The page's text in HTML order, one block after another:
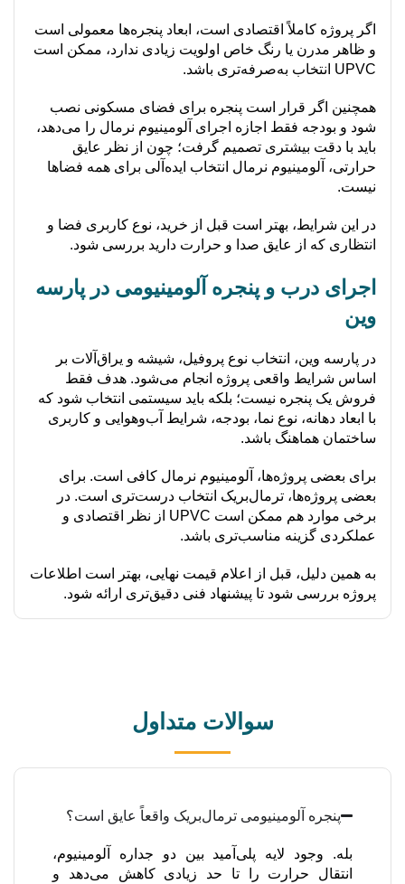
اگر پروژه کاملاً اقتصادی است، ابعاد پنجره‌ها معمولی است
و ظاهر مدرن یا رنگ خاص اولویت زیادی ندارد، ممکن است
UPVC انتخاب به‌صرفه‌تری باشد.
همچنین اگر قرار است پنجره برای فضای مسکونی نصب
شود و بودجه فقط اجازه اجرای آلومینیوم نرمال را می‌دهد،
باید با دقت بیشتری تصمیم گرفت؛ چون از نظر عایق
حرارتی، آلومینیوم نرمال انتخاب ایده‌آلی برای همه فضاها
نیست.
در این شرایط، بهتر است قبل از خرید، نوع کاربری فضا و
انتظاری که از عایق صدا و حرارت دارید بررسی شود.
اجرای درب و پنجره آلومینیومی در پارسه
وین
در پارسه وین، انتخاب نوع پروفیل، شیشه و یراق‌آلات بر
اساس شرایط واقعی پروژه انجام می‌شود. هدف فقط
فروش یک پنجره نیست؛ بلکه باید سیستمی انتخاب شود که
با ابعاد دهانه، نوع نما، بودجه، شرایط آب‌وهوایی و کاربری
ساختمان هماهنگ باشد.
برای بعضی پروژه‌ها، آلومینیوم نرمال کافی است. برای
بعضی پروژه‌ها، ترمال‌بریک انتخاب درست‌تری است. در
برخی موارد هم ممکن است UPVC از نظر اقتصادی و
عملکردی گزینه مناسب‌تری باشد.
به همین دلیل، قبل از اعلام قیمت نهایی، بهتر است اطلاعات
پروژه بررسی شود تا پیشنهاد فنی دقیق‌تری ارائه شود.
سوالات متداول
پنجره آلومینیومی ترمال‌بریک واقعاً عایق است؟
بله. وجود لایه پلی‌آمید بین دو جداره آلومینیوم،
انتقال حرارت را تا حد زیادی کاهش می‌دهد و